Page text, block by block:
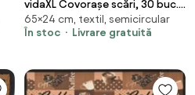
vidaXL Covorașe scări, 30 buc.,
65x24x4 cm, maro cafea,
semirotunde, mari
65×24 cm, textil, semicircular
În stoc
Livrare gratuită